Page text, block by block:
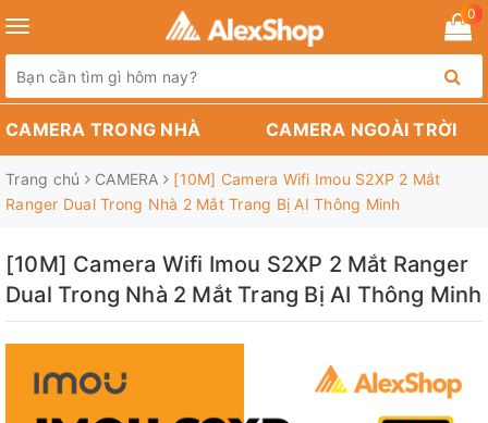
Toggle
navigation
0
CAMERA TRONG NHÀ CAMERA NGOÀI TRỜI
Trang chủ CAMERA
[10M] Camera Wifi Imou S2XP 2 Mắt
Ranger Dual Trong Nhà 2 Mắt Trang Bị AI Thông Minh
[10M] Camera Wifi Imou S2XP 2 Mắt Ranger
Dual Trong Nhà 2 Mắt Trang Bị AI Thông Minh